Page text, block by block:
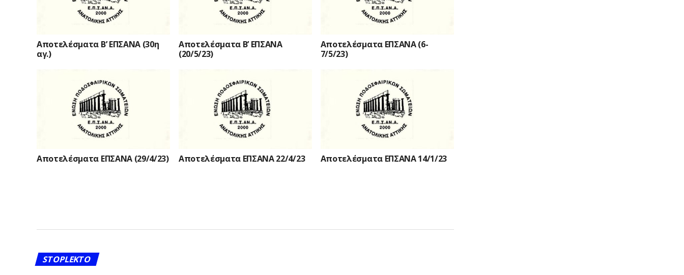
Αποτελέσματα Β’ ΕΠΣΑΝΑ (30η
αγ.)
Αποτελέσματα Β’ ΕΠΣΑΝΑ
(20/5/23)
Αποτελέσματα ΕΠΣΑΝΑ (6-
7/5/23)
Αποτελέσματα ΕΠΣΑΝΑ (29/4/23) Αποτελέσματα ΕΠΣΑΝΑ 22/4/23 Αποτελέσματα ΕΠΣΑΝΑ 14/1/23
STOPLEKTO